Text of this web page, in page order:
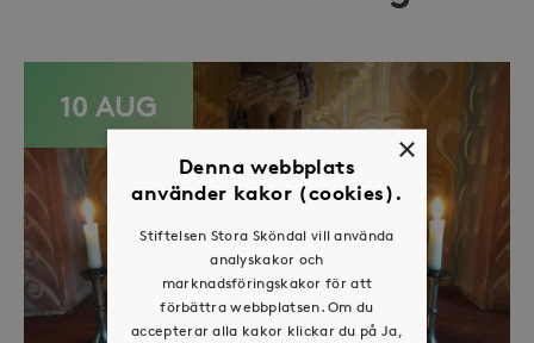
10 AUG
×
Denna webbplats
använder kakor (cookies).
Stiftelsen Stora Sköndal vill använda
analyskakor och
marknadsföringskakor för att
förbättra webbplatsen. Om du
accepterar alla kakor klickar du på Ja,